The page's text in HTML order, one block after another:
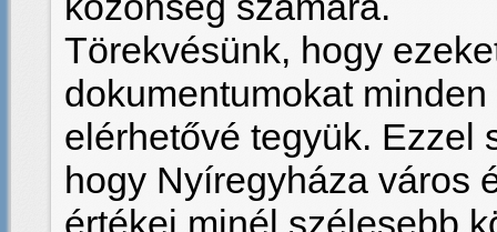
Törekvésünk, hogy
dokumentumokat
elérhetővé tegyük. Ezzel
hogy Nyíregyháza város
értékei minél szélesebb